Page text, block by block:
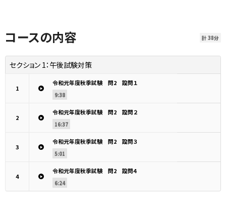
コースの内容 計 38分
セクション 1： 午後試験対策
1
令和元年度秋季試験 問2 設問１
9:38
2
令和元年度秋季試験 問2 設問２
16:37
3
令和元年度秋季試験 問2 設問３
5:01
4
令和元年度秋季試験 問2 設問４
6:24